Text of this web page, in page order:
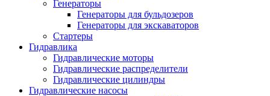
Генераторы
Генераторы для бульдозеров
Генераторы для экскаваторов
Стартеры
Гидравлика
Гидравлические моторы
Гидравлические распределители
Гидравлические цилиндры
Гидравлические насосы